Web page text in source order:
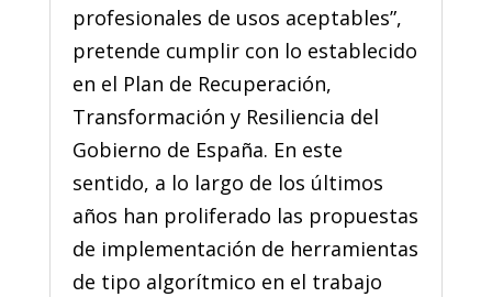
profesionales de usos aceptables”,
pretende cumplir con lo establecido
en el Plan de Recuperación,
Transformación y Resiliencia del
Gobierno de España. En este
sentido, a lo largo de los últimos
años han proliferado las propuestas
de implementación de herramientas
de tipo algorítmico en el trabajo